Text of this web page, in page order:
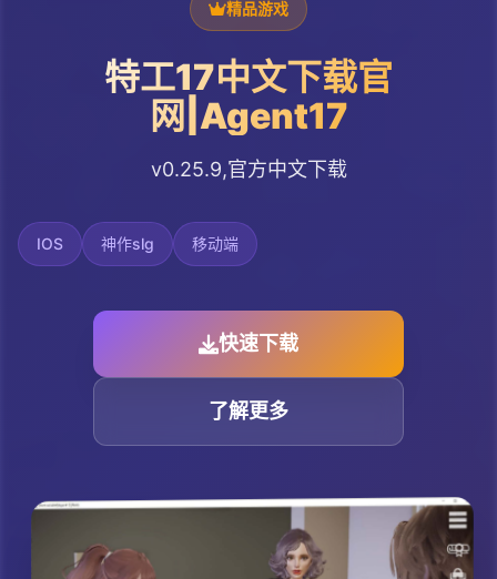
精品游戏
特工17中文下载官
网|Agent17
v0.25.9,官方中文下载
IOS 神作slg 移动端
快速下载
了解更多